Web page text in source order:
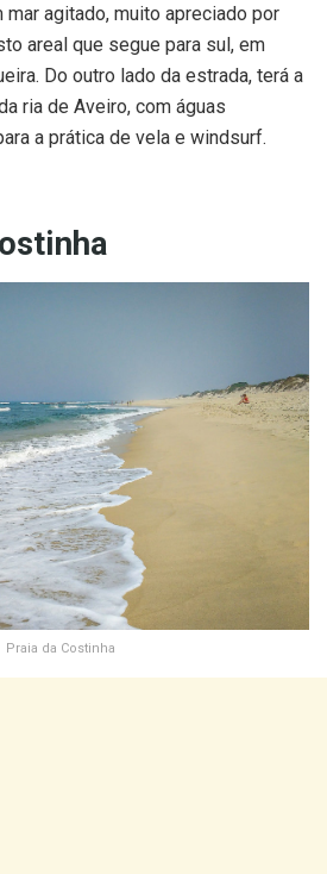
mar agitado, muito apreciado por
areal que segue para sul, em
Do outro lado da estrada, terá a
ria de Aveiro, com águas
a prática de vela e windsurf.
Praia da Costinha